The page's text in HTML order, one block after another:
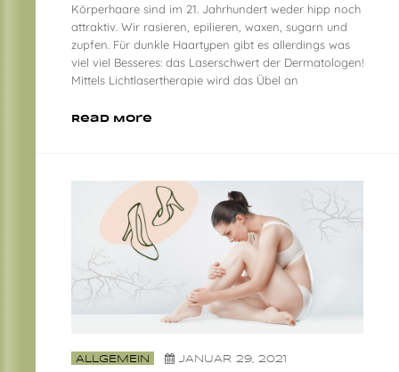
Körperhaare sind im 21. Jahrhundert weder hipp noch
attraktiv. Wir rasieren, epilieren, waxen, sugarn und
zupfen. Für dunkle Haartypen gibt es allerdings was
viel viel Besseres: das Laserschwert der Dermatologen!
Mittels Lichtlasertherapie wird das Übel an
Read More
ALLGEMEIN JANUAR 29, 2021